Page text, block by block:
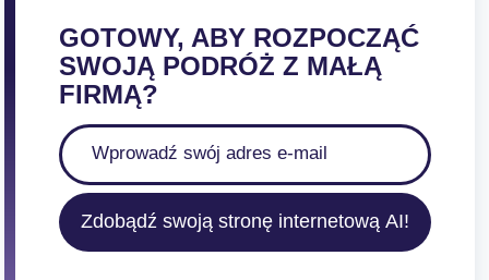
GOTOWY, ABY ROZPOCZĄĆ
SWOJĄ PODRÓŻ Z MAŁĄ
FIRMĄ?
Zdobądź swoją stronę internetową AI!